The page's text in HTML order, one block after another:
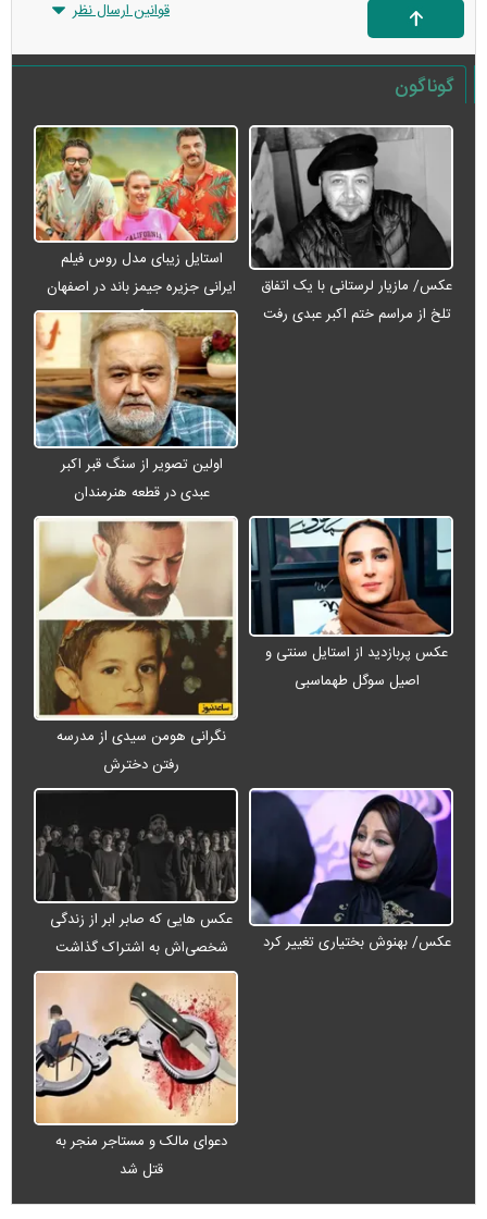
قوانین ارسال نظر
گوناگون
عکس/ مازیار لرستانی با یک اتفاق
تلخ از مراسم ختم اکبر عبدی رفت
استایل زیبای مدل روس فیلم
ایرانی جزیره جیمز باند در اصفهان
+ عکس
اولین تصویر از سنگ قبر اکبر
عبدی در قطعه هنرمندان
عکس پربازدید از استایل سنتی و
اصیل سوگل طهماسبی
نگرانی هومن سیدی از مدرسه
رفتن دخترش
عکس/ بهنوش بختیاری تغییر کرد
عکس هایی که صابر ابر از زندگی
شخصی‌اش به اشتراک گذاشت
دعوای مالک و مستاجر منجر به
قتل شد